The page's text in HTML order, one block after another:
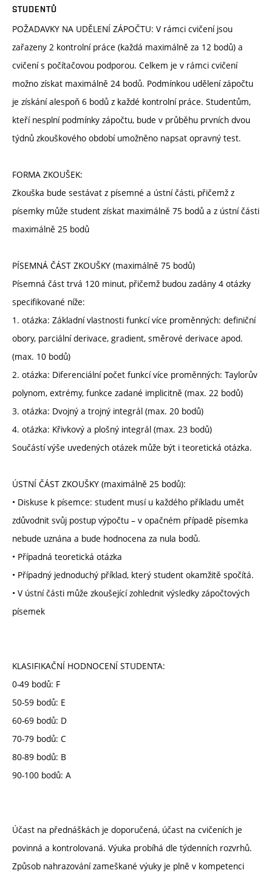
STUDENTŮ
POŽADAVKY NA UDĚLENÍ ZÁPOČTU: V rámci cvičení jsou
zařazeny 2 kontrolní práce (každá maximálně za 12 bodů) a
cvičení s počítačovou podporou. Celkem je v rámci cvičení
možno získat maximálně 24 bodů. Podmínkou udělení zápočtu
je získání alespoň 6 bodů z každé kontrolní práce. Studentům,
kteří nesplní podmínky zápočtu, bude v průběhu prvních dvou
týdnů zkouškového období umožněno napsat opravný test.
FORMA ZKOUŠEK:
Zkouška bude sestávat z písemné a ústní části, přičemž z
písemky může student získat maximálně 75 bodů a z ústní části
maximálně 25 bodů
PÍSEMNÁ ČÁST ZKOUŠKY (maximálně 75 bodů)
Písemná část trvá 120 minut, přičemž budou zadány 4 otázky
specifikované níže:
1. otázka: Základní vlastnosti funkcí více proměnných: definiční
obory, parciální derivace, gradient, směrové derivace apod.
(max. 10 bodů)
2. otázka: Diferenciální počet funkcí více proměnných: Taylorův
polynom, extrémy, funkce zadané implicitně (max. 22 bodů)
3. otázka: Dvojný a trojný integrál (max. 20 bodů)
4. otázka: Křivkový a plošný integrál (max. 23 bodů)
Součástí výše uvedených otázek může být i teoretická otázka.
ÚSTNÍ ČÁST ZKOUŠKY (maximálně 25 bodů):
• Diskuse k písemce: student musí u každého příkladu umět
zdůvodnit svůj postup výpočtu – v opačném případě písemka
nebude uznána a bude hodnocena za nula bodů.
• Případná teoretická otázka
• Případný jednoduchý příklad, který student okamžitě spočítá.
• V ústní části může zkoušející zohlednit výsledky zápočtových
písemek
KLASIFIKAČNÍ HODNOCENÍ STUDENTA:
0-49 bodů: F
50-59 bodů: E
60-69 bodů: D
70-79 bodů: C
80-89 bodů: B
90-100 bodů: A
Účast na přednáškách je doporučená, účast na cvičeních je
povinná a kontrolovaná. Výuka probíhá dle týdenních rozvrhů.
Způsob nahrazování zameškané výuky je plně v kompetenci